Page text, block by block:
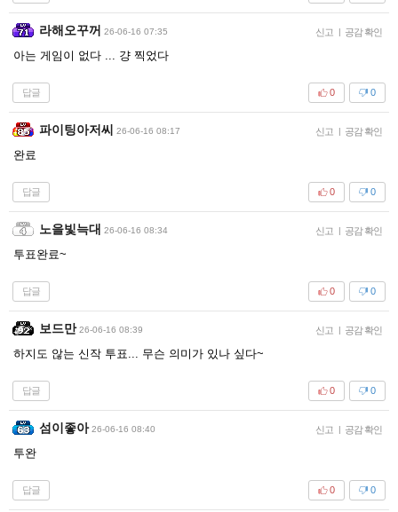
라해오꾸꺼 26-06-16 07:35 신고 | 공감 확인
아는 게임이 없다 ... 걍 찍었다
답글 0
0
파이팅아저씨 26-06-16 08:17 신고 | 공감 확인
완료
답글 0
0
노을빛늑대 26-06-16 08:34 신고 | 공감 확인
투표완료~
답글 0
0
보드만 26-06-16 08:39 신고 | 공감 확인
하지도 않는 신작 투표... 무슨 의미가 있나 싶다~
답글 0
0
섬이좋아 26-06-16 08:40 신고 | 공감 확인
투완
답글 0
0